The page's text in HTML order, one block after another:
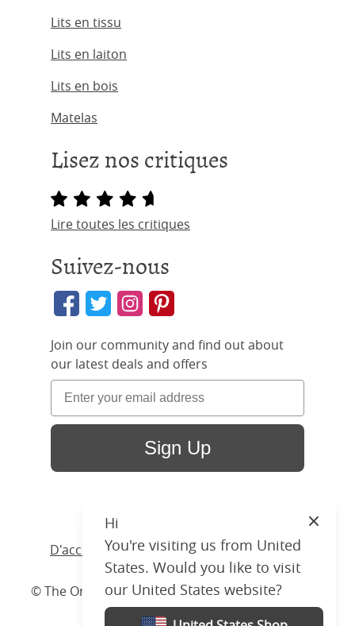
Lits en tissu
Lits en laiton
Lits en bois
Matelas
Lisez nos critiques
Lire toutes les critiques
Suivez-nous
Join our community and find out about
our latest deals and offers
Sign Up
D'accueil / Produits /Lit/Bois/ Austin Slim
© The Original Bedstead Co. (2026) Company No.
03662796 VAT No. 726 3896 02
Hi
You're visiting us from United
States. Would you like to visit
our United States website?
Close